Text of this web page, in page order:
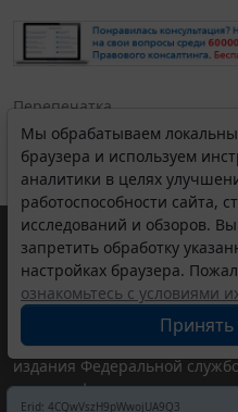
Перепечатка
Мы обрабатываем
браузера и используем
аналитики в целях
работоспособности сайта,
исследований и обзоров.
запретить обработку
настройках браузера.
ознакомьтесь с условиями
Принять
Erid: 4CQwVszH9pWwojUA9Q3
© ООО "НПП "ГАРАНТ-
выпускается с 1990 года.
являются участниками
информации ГАРАНТ.
Портал ГАРАНТ.РУ
издания Федеральной
связи,информационных